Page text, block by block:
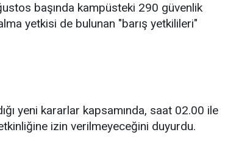
başında kampüsteki 290 güvenlik
yetkisi de bulunan "barış yetkilileri"
yeni kararlar kapsamında, saat 02.00 ile
izin verilmeyeceğini duyurdu.